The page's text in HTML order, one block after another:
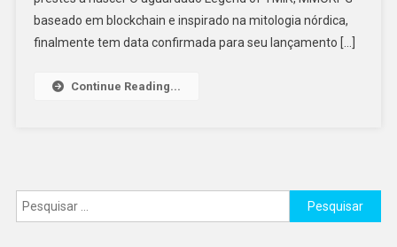
baseado em blockchain e inspirado na mitologia nórdica,
finalmente tem data confirmada para seu lançamento […]
Continue Reading...
Pesquisar
por: